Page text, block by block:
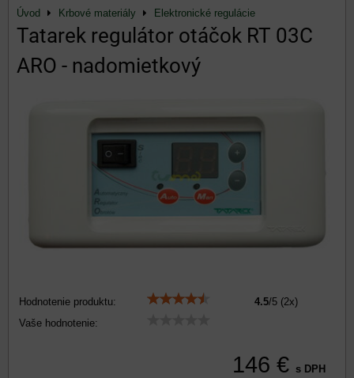
Úvod Krbové materiály Elektronické regulácie
Tatarek regulátor otáčok RT 03C
ARO - nadomietkový
Hodnotenie produktu: 4.5/5 (2x)
Vaše hodnotenie:
146 € s DPH